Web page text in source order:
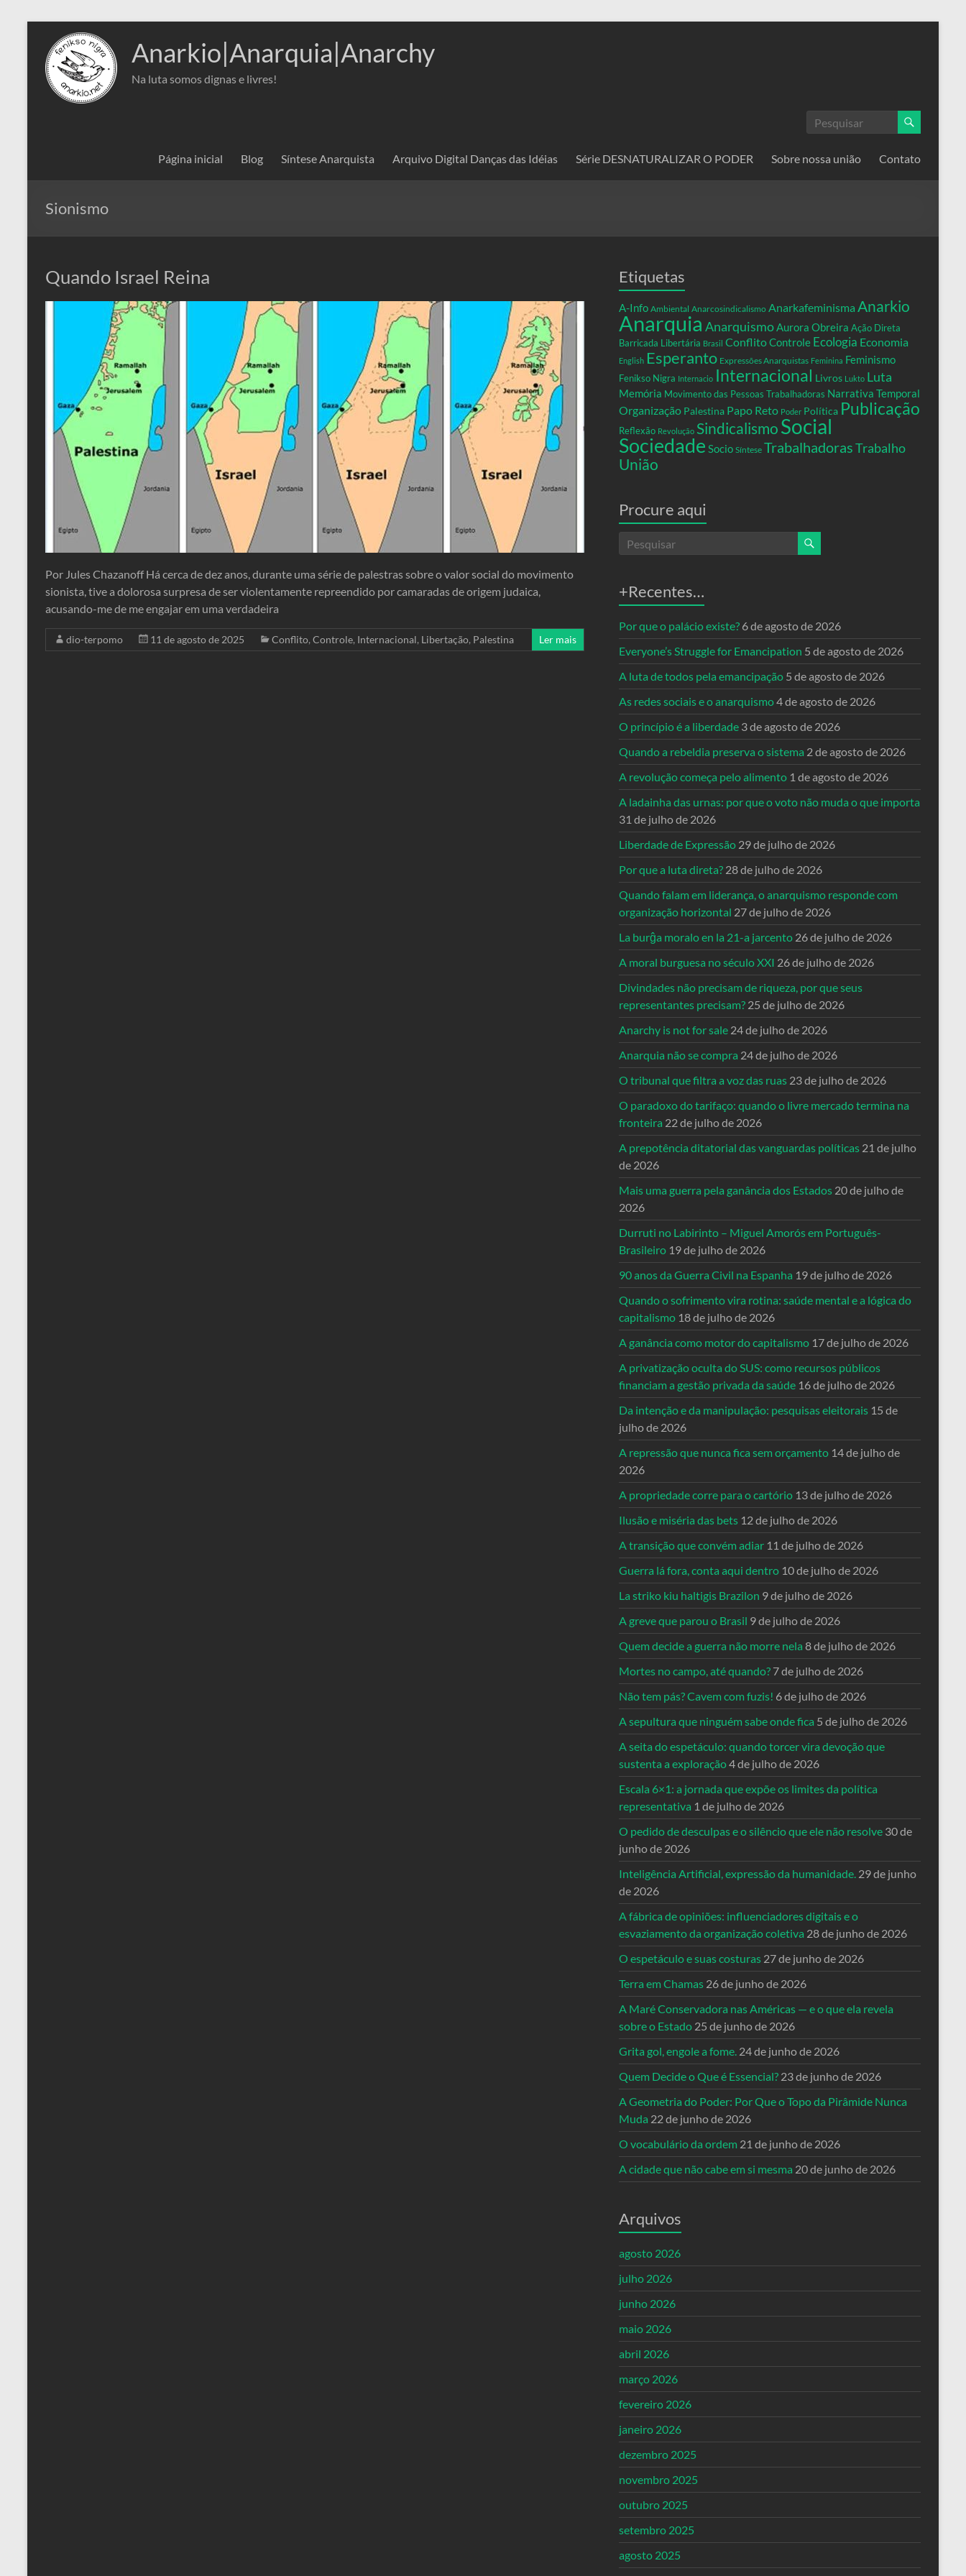
conteúdo
Anarkio|Anarquia|Anarchy
Na luta somos dignas e livres!
Página inicial Blog Síntese Anarquista Arquivo Digital Danças das Idéias Série DESNATURALIZAR O PODER Sobre nossa união Contato
Sionismo
Quando Israel Reina
Por Jules Chazanoff Há cerca de dez anos, durante uma série de palestras sobre o valor social do movimento
sionista, tive a dolorosa surpresa de ser violentamente repreendido por camaradas de origem judaica,
acusando-me de me engajar em uma verdadeira
dio-terpomo 11 de agosto de 2025 Conflito, Controle, Internacional, Libertação, Palestina Ler mais
Etiquetas
A-Info Ambiental Anarcosindicalismo Anarkafeminisma Anarkio
Anarquia AnarquismoAurora Obreira Ação Direta
Barricada Libertária Brasil ConflitoControle Ecologia Economia
English Esperanto Expressões Anarquistas Feminina Feminismo
Fenikso Nigra Internacio Internacional Livros Lukto Luta
Memória Movimento das Pessoas Trabalhadoras Narrativa Temporal
Organização Palestina Papo Reto Poder Política Publicação
Reflexão Revolução Sindicalismo Social
Sociedade Socio Síntese TrabalhadorasTrabalho
União
Procure aqui
+Recentes…
Por que o palácio existe? 6 de agosto de 2026
Everyone’s Struggle for Emancipation 5 de agosto de 2026
A luta de todos pela emancipação 5 de agosto de 2026
As redes sociais e o anarquismo4 de agosto de 2026
O princípio é a liberdade 3 de agosto de 2026
Quando a rebeldia preserva o sistema 2 de agosto de 2026
A revolução começa pelo alimento 1 de agosto de 2026
A ladainha das urnas: por que o voto não muda o que importa
31 de julho de 2026
Liberdade de Expressão 29 de julho de 2026
Por que a luta direta? 28 de julho de 2026
Quando falam em liderança, o anarquismo responde com
organização horizontal 27 de julho de 2026
La burĝa moralo en la 21-a jarcento 26 de julho de 2026
A moral burguesa no século XXI 26 de julho de 2026
Divindades não precisam de riqueza, por que seus
representantes precisam? 25 de julho de 2026
Anarchy is not for sale 24 de julho de 2026
Anarquia não se compra 24 de julho de 2026
O tribunal que filtra a voz das ruas 23 de julho de 2026
O paradoxo do tarifaço: quando o livre mercado termina na
fronteira 22 de julho de 2026
A prepotência ditatorial das vanguardas políticas 21 de julho
de 2026
Mais uma guerra pela ganância dos Estados 20 de julho de
2026
Durruti no Labirinto – Miguel Amorós em Português-
Brasileiro 19 de julho de 2026
90 anos da Guerra Civil na Espanha 19 de julho de 2026
Quando o sofrimento vira rotina: saúde mental e a lógica do
capitalismo 18 de julho de 2026
A ganância como motor do capitalismo 17 de julho de 2026
A privatização oculta do SUS: como recursos públicos
financiam a gestão privada da saúde 16 de julho de 2026
Da intenção e da manipulação: pesquisas eleitorais 15 de
julho de 2026
A repressão que nunca fica sem orçamento 14 de julho de
2026
A propriedade corre para o cartório 13 de julho de 2026
Ilusão e miséria das bets 12 de julho de 2026
A transição que convém adiar 11 de julho de 2026
Guerra lá fora, conta aqui dentro 10 de julho de 2026
La striko kiu haltigis Brazilon 9 de julho de 2026
A greve que parou o Brasil 9 de julho de 2026
Quem decide a guerra não morre nela 8 de julho de 2026
Mortes no campo, até quando? 7 de julho de 2026
Não tem pás? Cavem com fuzis! 6 de julho de 2026
A sepultura que ninguém sabe onde fica 5 de julho de 2026
A seita do espetáculo: quando torcer vira devoção que
sustenta a exploração4 de julho de 2026
Escala 6×1: a jornada que expõe os limites da política
representativa 1 de julho de 2026
O pedido de desculpas e o silêncio que ele não resolve 30 de
junho de 2026
Inteligência Artificial, expressão da humanidade. 29 de junho
de 2026
A fábrica de opiniões: influenciadores digitais e o
esvaziamento da organização coletiva 28 de junho de 2026
O espetáculo e suas costuras 27 de junho de 2026
Terra em Chamas 26 de junho de 2026
A Maré Conservadora nas Américas — e o que ela revela
sobre o Estado 25 de junho de 2026
Grita gol, engole a fome. 24 de junho de 2026
Quem Decide o Que é Essencial? 23 de junho de 2026
A Geometria do Poder: Por Que o Topo da Pirâmide Nunca
Muda 22 de junho de 2026
O vocabulário da ordem 21 de junho de 2026
A cidade que não cabe em si mesma 20 de junho de 2026
Arquivos
agosto 2026
julho 2026
junho 2026
maio 2026
abril 2026
março 2026
fevereiro 2026
janeiro 2026
dezembro 2025
novembro 2025
outubro 2025
setembro 2025
agosto 2025